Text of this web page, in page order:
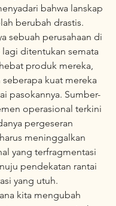
bahwa lanskap
berubah drastis.
sebuah perusahaan di
ditentukan semata
produk mereka,
kuat mereka
pasokannya. Sumber-
operasional terkini
pergeseran
meninggalkan
yang terfragmentasi
pendekatan rantai
yang utuh.
kita mengubah